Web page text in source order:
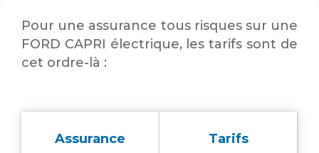
Pour une assurance tous risques sur une
FORD CAPRI électrique, les tarifs sont de
cet ordre-là :
Assurance Tarifs